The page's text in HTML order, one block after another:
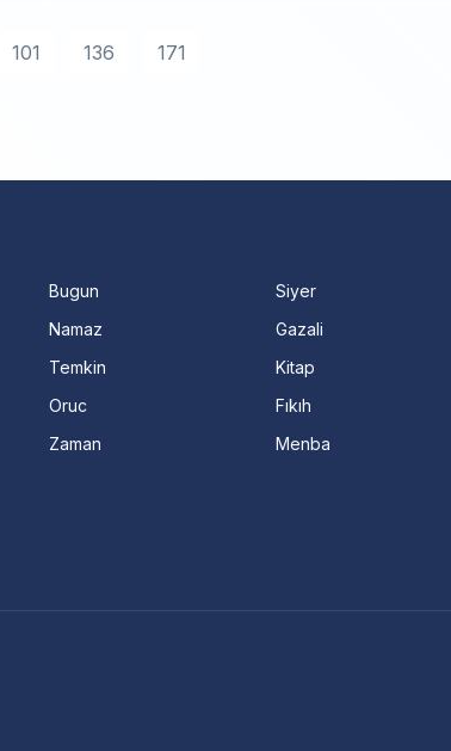
101 136 171
Bugun
Namaz
Temkin
Oruc
Zaman
Siyer
Gazali
Kitap
Fıkıh
Menba